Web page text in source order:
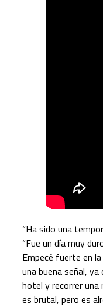
“Ha sido una
“Fue un día muy
Empecé fuerte en
una buena señal,
hotel y recorrer una
es brutal, pero es